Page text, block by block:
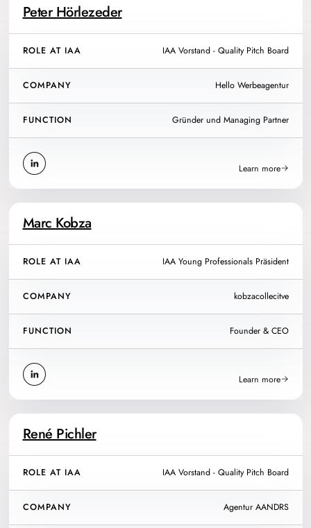
Peter Hörlezeder
ROLE AT IAA IAA Vorstand - Quality Pitch Board
COMPANY Hello Werbeagentur
FUNCTION Gründer und Managing Partner
Learn more
Marc Kobza
ROLE AT IAA IAA Young Professionals Präsident
COMPANY kobzacollecitve
FUNCTION Founder & CEO
Learn more
René Pichler
ROLE AT IAA IAA Vorstand - Quality Pitch Board
COMPANY Agentur AANDRS